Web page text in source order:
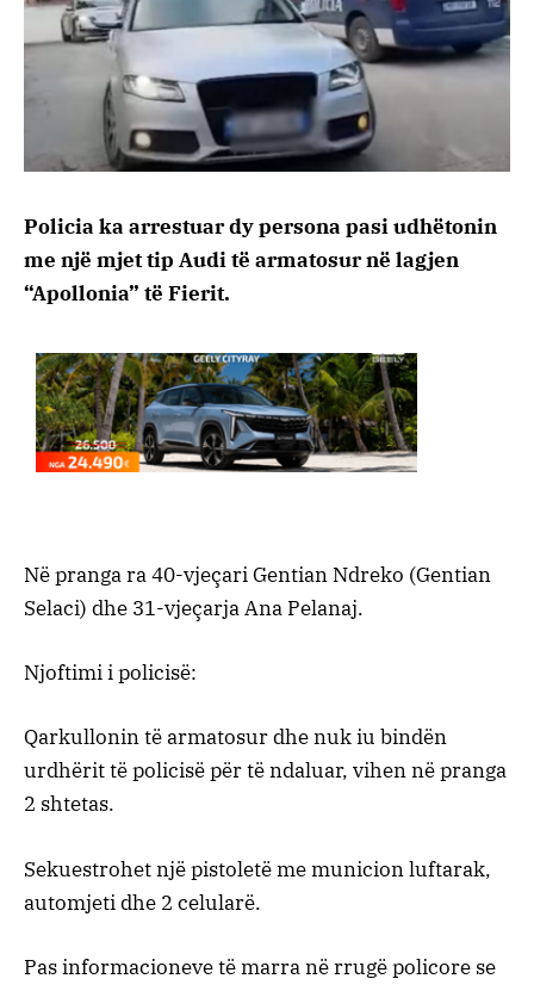
Policia ka arrestuar dy persona pasi udhëtonin
me një mjet tip Audi të armatosur në lagjen
“Apollonia” të Fierit.
Në pranga ra 40-vjeçari Gentian Ndreko (Gentian
Selaci) dhe 31-vjeçarja Ana Pelanaj.
Njoftimi i policisë:
Qarkullonin të armatosur dhe nuk iu bindën
urdhërit të policisë për të ndaluar, vihen në pranga
2 shtetas.
Sekuestrohet një pistoletë me municion luftarak,
automjeti dhe 2 celularë.
Pas informacioneve të marra në rrugë policore se